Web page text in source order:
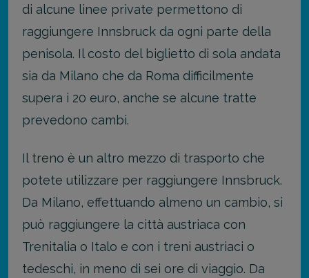
di alcune linee private permettono di
raggiungere Innsbruck da ogni parte della
penisola. Il costo del biglietto di sola andata
sia da Milano che da Roma difficilmente
supera i 20 euro, anche se alcune tratte
prevedono cambi.
Il treno è un altro mezzo di trasporto che
potete utilizzare per raggiungere Innsbruck.
Da Milano, effettuando almeno un cambio, si
può raggiungere la città austriaca con
Trenitalia o Italo e con i treni austriaci o
tedeschi, in meno di sei ore di viaggio. Da